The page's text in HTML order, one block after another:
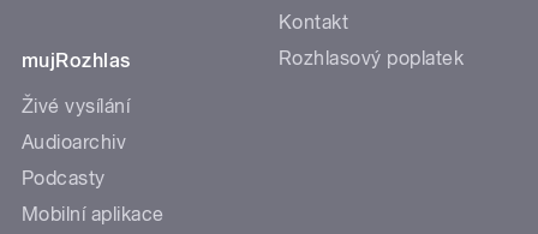
mujRozhlas
Živé vysílání
Audioarchiv
Podcasty
Mobilní aplikace
Kontakt
Rozhlasový poplatek